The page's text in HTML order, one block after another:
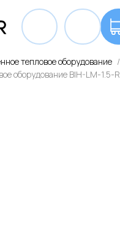
тепловое оборудование
оборудование BIH-LM-1.5-R